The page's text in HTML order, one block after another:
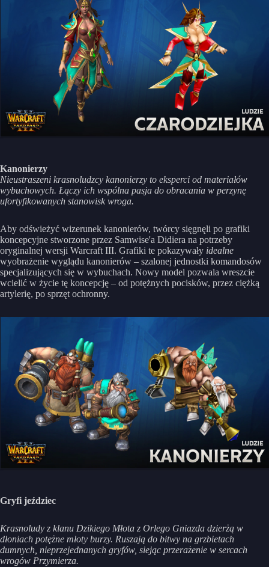
Kanonierzy
Nieustraszeni krasnoludzcy kanonierzy to eksperci od materiałów
wybuchowych. Łączy ich wspólna pasja do obracania w perzynę
ufortyfikowanych stanowisk wroga.
Aby odświeżyć wizerunek kanonierów, twórcy sięgnęli po grafiki
koncepcyjne stworzone przez Samwise'a Didiera na potrzeby
oryginalnej wersji Warcraft III. Grafiki te pokazywały idealne
wyobrażenie wyglądu kanonierów – szalonej jednostki komandosów
specjalizujących się w wybuchach. Nowy model pozwala wreszcie
wcielić w życie tę koncepcję – od potężnych pocisków, przez ciężką
artylerię, po sprzęt ochronny.
Gryfi jeździec
Krasnoludy z klanu Dzikiego Młota z Orlego Gniazda dzierżą w
dłoniach potężne młoty burzy. Ruszają do bitwy na grzbietach
dumnych, nieprzejednanych gryfów, siejąc przerażenie w sercach
wrogów Przymierza.